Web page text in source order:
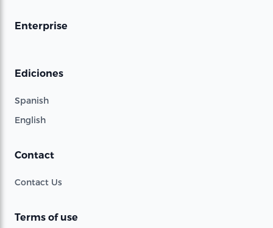
Enterprise
Ediciones
Spanish
English
Contact
Contact Us
Terms of use